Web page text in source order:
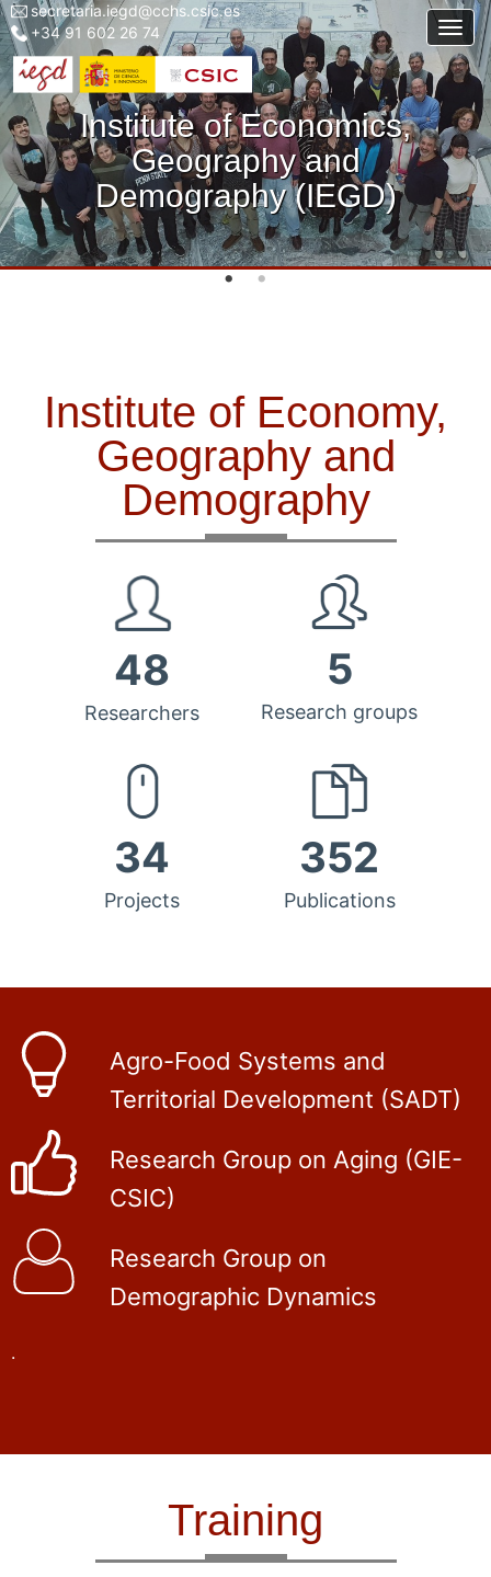
Skip
to
main
content
Menu
top
left
iegd
secretaria.iegd@cchs.csic.es
+34 91 602 26 74
Institute of Economics,
Geography and
Demography (IEGD)
Institute of Economy,
Geography and
Demography
48
Researchers
5
Research groups
34
Projects
352
Publications
Agro-Food Systems and
Territorial Development (SADT)
Research Group on Aging (GIE-
CSIC)
Research Group on
Demographic Dynamics
.
Training